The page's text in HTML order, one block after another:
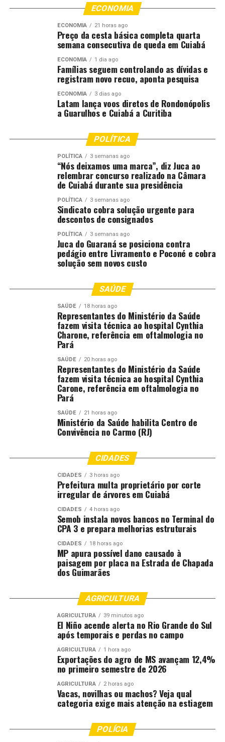
Taxas de juros elevadas, que podem ultrapassar
20% em média.
Previsões de um El Niño que podem afetar a
produção agrícola.
Expectativas de aumento da inflação, conforme
indicado pelo Banco Central.
Perspectivas do governo
Embora o governo tenha anunciado planos para
oferecer taxas de juros mais baixas, a eficácia dessas
medidas dependerá da concessão de empréstimos e da
capacidade de os produtores se adaptarem às novas
condições de mercado. Daúd ressalta que, apesar das
tentativas de socorro, o impacto das condições
climáticas e das altas taxas de juros ainda representam
grandes desafios para o setor agrícola.
rurais no Brasil? Daoud analisaapareceu primeiro em
Comentários
RELATED TOPICS: AGRICULTURA ANALISA
BRASIL
DESTAQUE
BNDES amplia crédito e inclui agropecuária entre
Inadimplência no agro atinge 8,2% entre produtores,
revela Serasa Experian
ECONOMIA
ECONOMIA 21 horas ago
Preço da cesta básica completa quarta
semana consecutiva de queda em Cuiabá
ECONOMIA 1 dia ago
Famílias seguem controlando as dívidas e
registram novo recuo, aponta pesquisa
ECONOMIA 3 dias ago
Latam lança voos diretos de Rondonópolis
a Guarulhos e Cuiabá a Curitiba
POLÍTICA
POLÍTICA 3 semanas ago
“Nós deixamos uma marca”, diz Juca ao
relembrar concurso realizado na Câmara
de Cuiabá durante sua presidência
POLÍTICA 3 semanas ago
Sindicato cobra solução urgente para
descontos de consignados
POLÍTICA 3 semanas ago
Juca do Guaraná se posiciona contra
pedágio entre Livramento e Poconé e cobra
solução sem novos custo
SAÚDE
SAÚDE 18 horas ago
Representantes do Ministério da Saúde
fazem visita técnica ao hospital Cynthia
Charone, referência em oftalmologia no
Pará
SAÚDE 20 horas ago
Representantes do Ministério da Saúde
fazem visita técnica ao hospital Cynthia
Carone, referência em oftalmologia no
Pará
SAÚDE 21 horas ago
Ministério da Saúde habilita Centro de
Convivência no Carmo (RJ)
CIDADES
CIDADES 3 horas ago
Prefeitura multa proprietário por corte
irregular de árvores em Cuiabá
CIDADES 4 horas ago
Semob instala novos bancos no Terminal do
CPA 3 e prepara melhorias estruturais
CIDADES 18 horas ago
MP apura possível dano causado à
paisagem por placa na Estrada de Chapada
dos Guimarães
AGRICULTURA
AGRICULTURA 39 minutos ago
El Niño acende alerta no Rio Grande do Sul
após temporais e perdas no campo
AGRICULTURA 1 hora ago
Exportações do agro de MS avançam 12,4%
no primeiro semestre de 2026
AGRICULTURA 2 horas ago
Vacas, novilhas ou machos? Veja qual
categoria exige mais atenção na estiagem
POLÍCIA